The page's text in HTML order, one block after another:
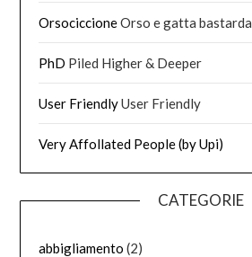
OrsociccioneOrso e gatta bastarda
PhD Piled Higher & Deeper
User FriendlyUser Friendly
Very Affollated People (by Upi)
CATEGORIE
abbigliamento (2)